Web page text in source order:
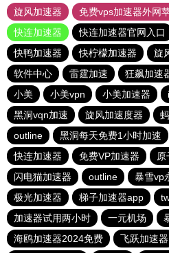
旋风加速器
免费vps加速器外网
快连加速器
快连加速器官网入口
快鸭加速器
快柠檬加速器 旋
软件中心
雷霆加速 狂飙加速
小美
小美vpn 小美加速器
黑洞vqn加速
旋风加速度器
outline
黑洞每天免费1小时加速
快连加速器
免费VP加速器
原
闪电猫加速器
outline
暴雪vp
极光加速器
梯子加速器app
加速器试用两小时
一元机场
海鸥加速器2024免费
飞跃加速器